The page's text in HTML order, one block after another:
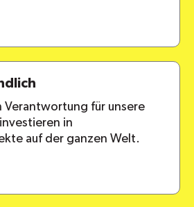
Verantwortung für unsere
in
auf der ganzen Welt.